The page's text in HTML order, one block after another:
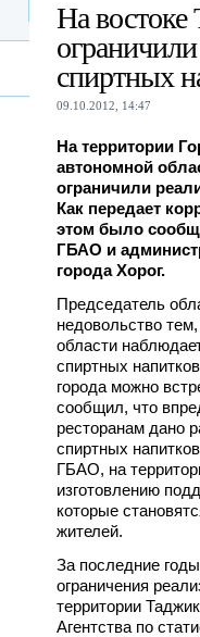
На востоке
спиртных
09.10.2012, 14:47
На территории
автономной
ограничили
Как передает
этом было
ГБАО и
города Хорог.
Председатель
недовольство
области
спиртных
города можно
сообщил, что
ресторанам дано
спиртных
ГБАО, на
изготовлению
которые
жителей.
За последние
ограничения
территории
Агентства по